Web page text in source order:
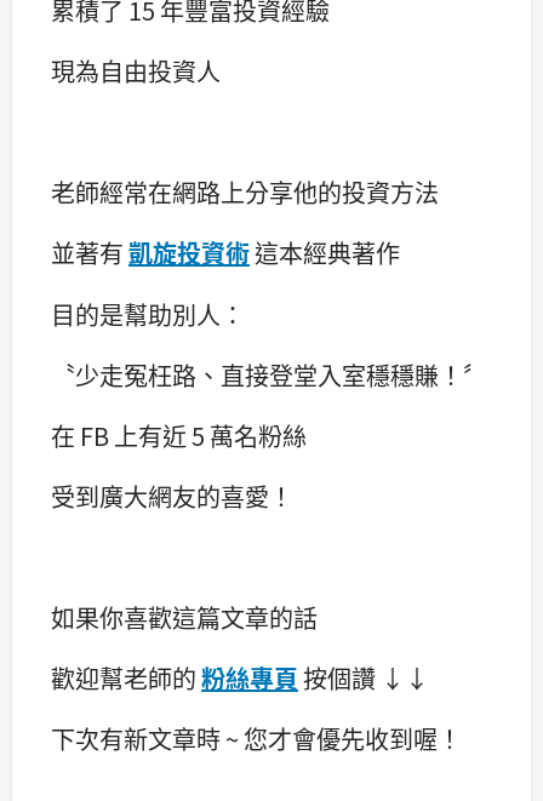
累積了 15 年豐富投資經驗
現為自由投資人
老師經常在網路上分享他的投資方法
並著有凱旋投資術這本經典著作
目的是幫助別人：
〝少走冤枉路、直接登堂入室穩穩賺！〞
在 FB 上有近 5 萬名粉絲
受到廣大網友的喜愛！
如果你喜歡這篇文章的話
歡迎幫老師的粉絲專頁按個讚 ↓↓
下次有新文章時 ~ 您才會優先收到喔！